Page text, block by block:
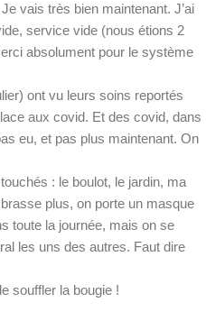
vais très bien maintenant. J’ai
service vide (nous étions 2
absolument pour le système
ont vu leurs soins reportés
aux covid. Et des covid, dans
eu, et pas plus maintenant. On
: le boulot, le jardin, ma
plus, on porte un masque
toute la journée, mais on se
les uns des autres. Faut dire
souffler la bougie !